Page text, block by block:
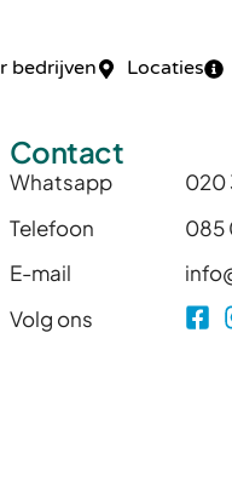
bedrijven Locaties
Contact
Whatsapp
Telefoon
E-mail
Volg ons
020
085